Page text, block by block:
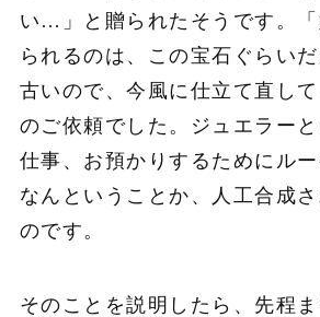
い…」と贈られたそうです。
られるのは、この宝石ぐらい
古いので、今風に仕立て直し
のご依頼でした。ジュエラー
仕事、お預かりするためにル
なんということか、人工合成
のです。
そのことを説明したら、先程